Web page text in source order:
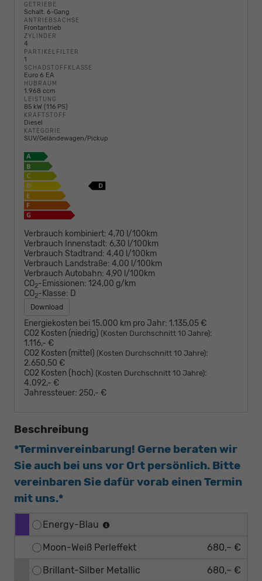
GETRIEBE
Schalt. 6-Gang
ANTRIEBSACHSE
Frontantrieb
ZYLINDER
4
PARTIKELFILTER
1
SCHADSTOFFKLASSE
Euro 6 EA
HUBRAUM
1.968 ccm
LEISTUNG
85 kW (116 PS)
KRAFTSTOFF
Diesel
KATEGORIE
SUV/Geländewagen/Pickup
Verbrauch kombiniert: 4,70 l/100km
Verbrauch Innenstadt: 6,30 l/100km
Verbrauch Stadtrand: 4,40 l/100km
Verbrauch Landstraße: 4,00 l/100km
Verbrauch Autobahn: 4,90 l/100km
CO2-Emissionen: 124,00 g/km
CO2-Klasse: D
Download
Energiekosten bei 15.000 km pro Jahr: 1.135,05 €
CO2 Kosten (niedrig) (Kosten Durchschnitt 10 Jahre):
1.116,- €
CO2 Kosten (mittel) (Kosten Durchschnitt 10 Jahre):
2.650,50 €
CO2 Kosten (hoch) (Kosten Durchschnitt 10 Jahre):
4.092,- €
Jahressteuer: 250,- €
Beschreibung
*Terminvereinbarung! Gerne beraten wir
Sie auch bei uns vor Ort persönlich. Bitte
vereinbaren Sie dafür vorab einen Termin
mit uns.*
Energy-Blau
Moon-Weiß Perleffekt 680,– €
Brillant-Silber Metallic 680,– €